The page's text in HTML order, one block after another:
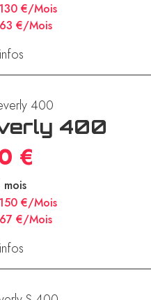
130 €/Mois
€/Mois
400
€
150 €/Mois
€/Mois